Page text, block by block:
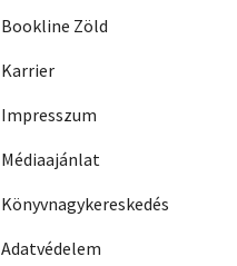
Bookline Zöld
Karrier
Impresszum
Médiaajánlat
Könyvnagykereskedés
Adatvédelem